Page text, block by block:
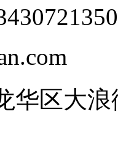
华区大